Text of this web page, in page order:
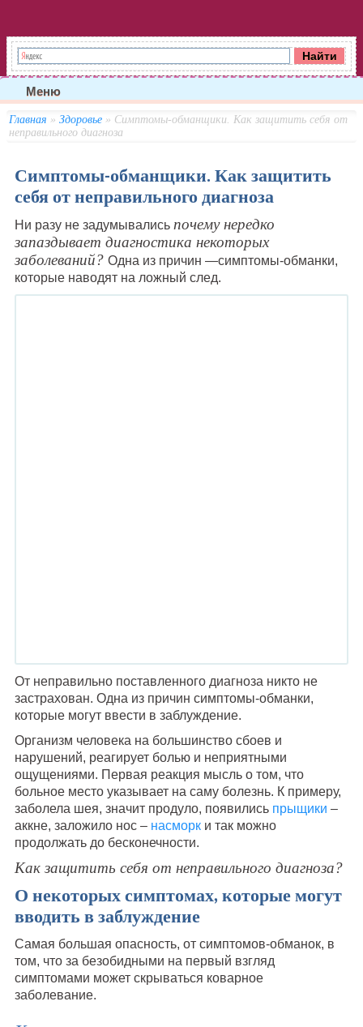
Меню
Главная » Здоровье» Симптомы-обманщики. Как защитить себя от
неправильного диагноза
Симптомы-обманщики. Как защитить
себя от неправильного диагноза
Ни разу не задумывались почему нередко
запаздывает диагностика некоторых
заболеваний? Одна из причин —симптомы-обманки,
которые наводят на ложный след.
От неправильно поставленного диагноза никто не
застрахован. Одна из причин симптомы-обманки,
которые могут ввести в заблуждение.
Организм человека на большинство сбоев и
нарушений, реагирует болью и неприятными
ощущениями. Первая реакция мысль о том, что
больное место указывает на саму болезнь. К примеру,
заболела шея, значит продуло, появились прыщики –
аккне, заложило нос – насморки так можно
продолжать до бесконечности.
Как защитить себя от неправильного диагноза?
О некоторых симптомах, которые могут
вводить в заблуждение
Самая большая опасность, от симптомов-обманок, в
том, что за безобидными на первый взгляд
симптомами может скрываться коварное
заболевание.